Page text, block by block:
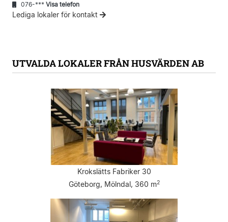
076-*** Visa telefon
Lediga lokaler för kontakt
UTVALDA LOKALER FRÅN HUSVÄRDEN AB
Krokslätts Fabriker 30
Göteborg, Mölndal, 360 m2